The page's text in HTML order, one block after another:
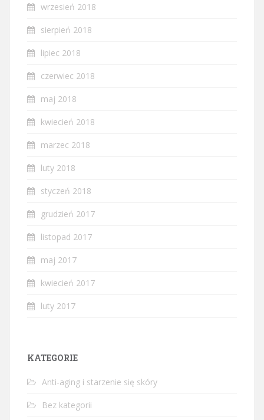
wrzesień 2018
sierpień 2018
lipiec 2018
czerwiec 2018
maj 2018
kwiecień 2018
marzec 2018
luty 2018
styczeń 2018
grudzień 2017
listopad 2017
maj 2017
kwiecień 2017
luty 2017
KATEGORIE
Anti-aging i starzenie się skóry
Bez kategorii